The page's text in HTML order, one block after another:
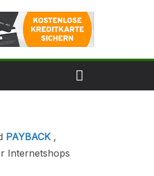
PAYBACK,
Internetshops